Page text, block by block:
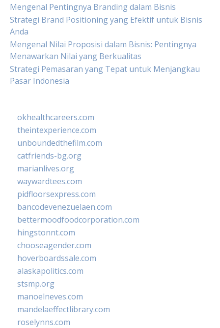
Mengenal Pentingnya Branding dalam Bisnis
Strategi Brand Positioning yang Efektif untuk Bisnis
Anda
Mengenal Nilai Proposisi dalam Bisnis: Pentingnya
Menawarkan Nilai yang Berkualitas
Strategi Pemasaran yang Tepat untuk Menjangkau
Pasar Indonesia
okhealthcareers.com
theintexperience.com
unboundedthefilm.com
catfriends-bg.org
marianlives.org
waywardtees.com
pidfloorsexpress.com
bancodevenezuelaen.com
bettermoodfoodcorporation.com
hingstonnt.com
chooseagender.com
hoverboardssale.com
alaskapolitics.com
stsmp.org
manoelneves.com
mandelaeffectlibrary.com
roselynns.com